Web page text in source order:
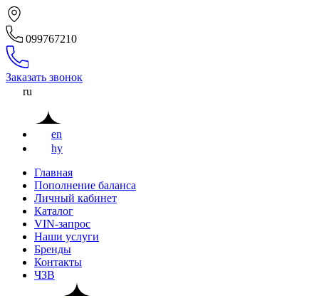
099767210
Заказать звонок
ru
en
hy
Главная
Пополнение баланса
Личный кабинет
Каталог
VIN-запрос
Наши услуги
Бренды
Контакты
ЧЗВ